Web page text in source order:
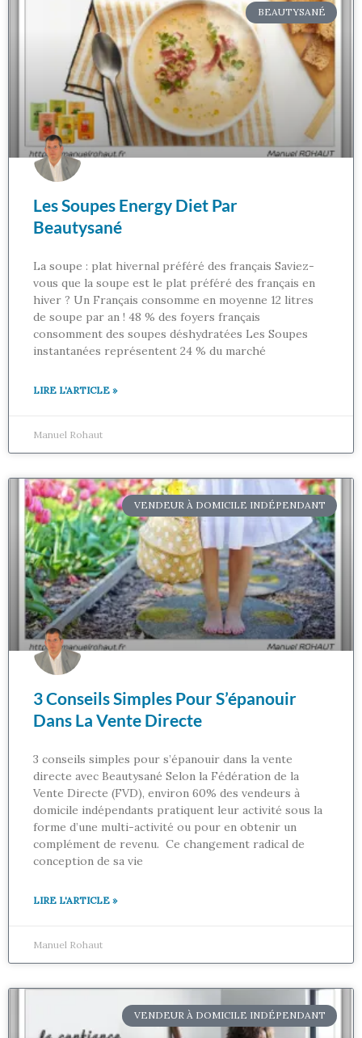
BEAUTYSANÉ
Les Soupes Energy Diet Par
Beautysané
La soupe : plat hivernal préféré des français Saviez-
vous que la soupe est le plat préféré des français en
hiver ? Un Français consomme en moyenne 12 litres
de soupe par an ! 48 % des foyers français
consomment des soupes déshydratées Les Soupes
instantanées représentent 24 % du marché
LIRE L'ARTICLE »
Manuel Rohaut
VENDEUR À DOMICILE INDÉPENDANT
3 Conseils Simples Pour S’épanouir
Dans La Vente Directe
3 conseils simples pour s’épanouir dans la vente
directe avec Beautysané Selon la Fédération de la
Vente Directe (FVD), environ 60% des vendeurs à
domicile indépendants pratiquent leur activité sous la
forme d’une multi-activité ou pour en obtenir un
complément de revenu. Ce changement radical de
conception de sa vie
LIRE L'ARTICLE »
Manuel Rohaut
VENDEUR À DOMICILE INDÉPENDANT